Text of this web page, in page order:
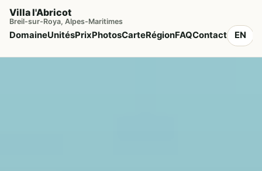
Villa l'Abricot
Breil-sur-Roya, Alpes-Maritimes
DomaineUnitésPrixPhotosCarteRégionFAQContact EN